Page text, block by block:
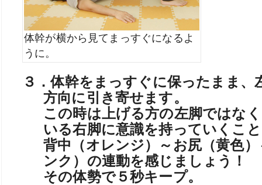
体幹が横から見てまっすぐになるよ
うに。
３．体幹をまっすぐに保ったまま、
方向に引き寄せます。
この時は上げる方の左脚ではな
いる右脚に意識を持っていくこ
背中（オレンジ）～お尻（黄色
ンク）の連動を感じましょう！
その体勢で５秒キープ。